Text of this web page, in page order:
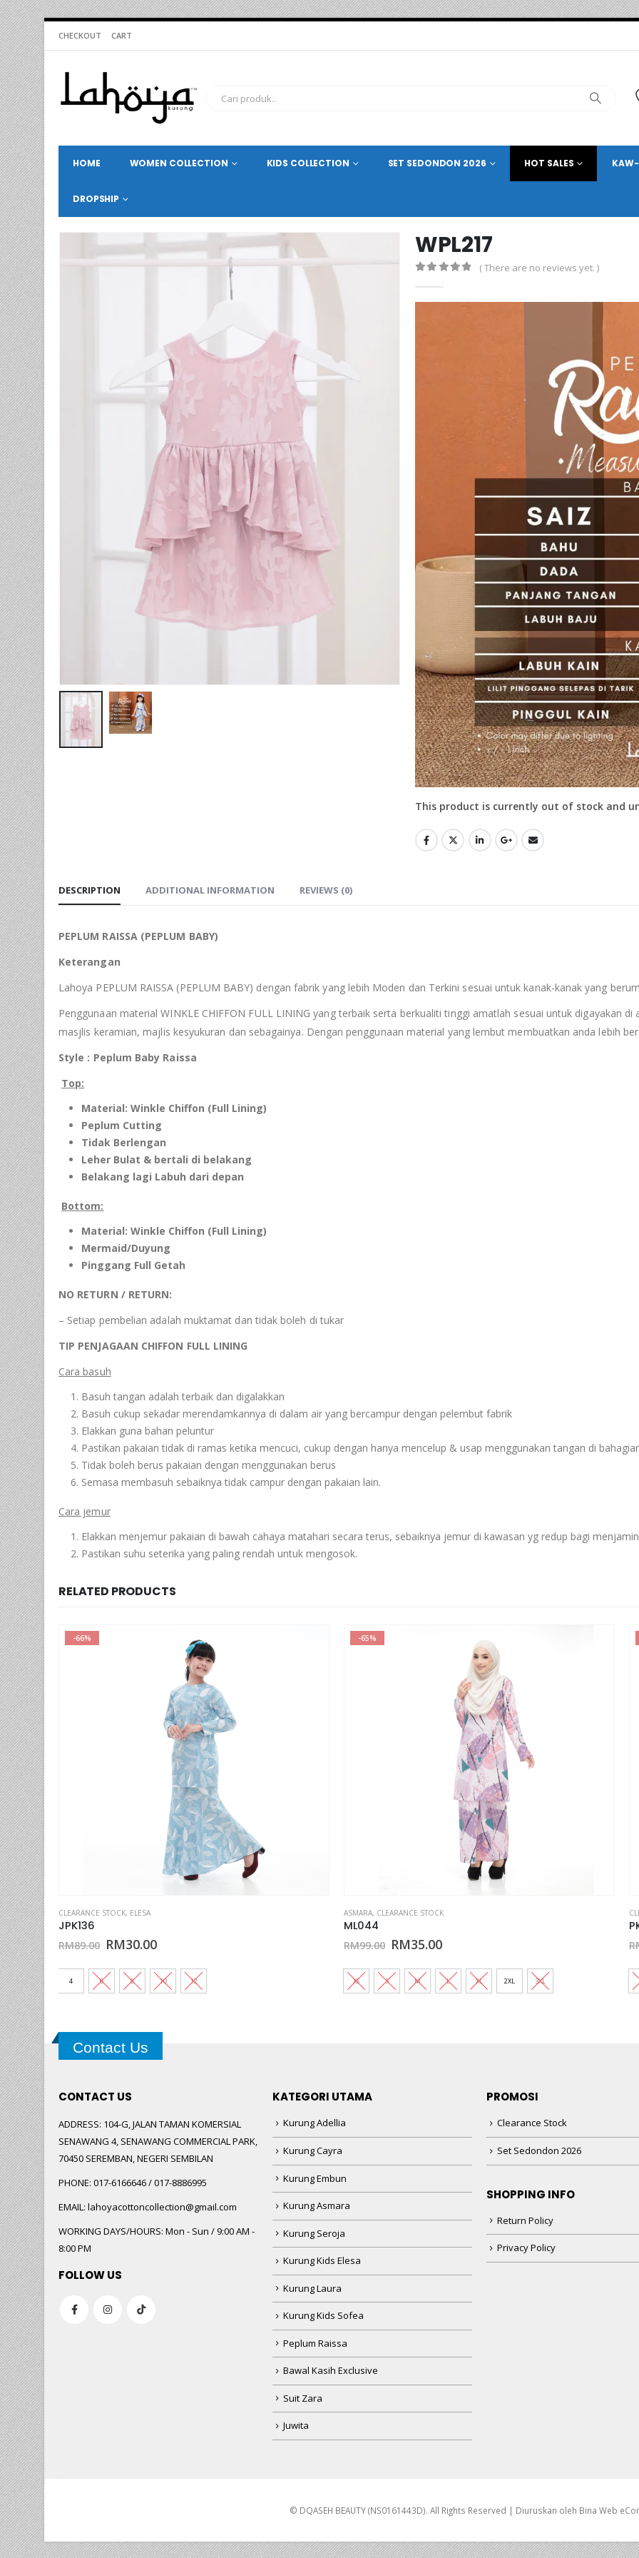
CHECKOUT CART
HOME WOMEN COLLECTION KIDS COLLECTION SET SEDONDON 2026 HOT SALES KAW-
DROPSHIP
WPL217
( There are no reviews yet. )
This product is currently out of stock and
DESCRIPTION ADDITIONAL INFORMATION REVIEWS (0)
PEPLUM RAISSA (PEPLUM BABY)
Keterangan
Lahoya PEPLUM RAISSA (PEPLUM BABY) dengan fabrik yang lebih Moden dan Terkini sesuai untuk kanak-kanak yang
Penggunaan material WINKLE CHIFFON FULL LINING yang terbaik serta berkualiti tinggi amatlah sesuai untuk digayakan
masjlis keramian, majlis kesyukuran dan sebagainya. Dengan penggunaan material yang lembut membuatkan anda lebih
Style : Peplum Baby Raissa
Top:
Material: Winkle Chiffon (Full Lining)
Peplum Cutting
Tidak Berlengan
Leher Bulat & bertali di belakang
Belakang lagi Labuh dari depan
Bottom:
Material: Winkle Chiffon (Full Lining)
Mermaid/Duyung
Pinggang Full Getah
NO RETURN / RETURN:
– Setiap pembelian adalah muktamat dan tidak boleh di tukar
TIP PENJAGAAN CHIFFON FULL LINING
Cara basuh
Basuh tangan adalah terbaik dan digalakkan
Basuh cukup sekadar merendamkannya di dalam air yang bercampur dengan pelembut fabrik
Elakkan guna bahan peluntur
Pastikan pakaian tidak di ramas ketika mencuci, cukup dengan hanya mencelup & usap menggunakan tangan di
Tidak boleh berus pakaian dengan menggunakan berus
Semasa membasuh sebaiknya tidak campur dengan pakaian lain.
Cara jemur
Elakkan menjemur pakaian di bawah cahaya matahari secara terus, sebaiknya jemur di kawasan yg redup bagi
Pastikan suhu seterika yang paling rendah untuk mengosok.
RELATED PRODUCTS
-66%
CLEARANCE STOCK, ELESA
JPK136
RM89.00 Original
was:
RM89.00.
RM30.00Current
is:
RM30.00.
4 6 8 10 12
-65%
ASMARA, CLEARANCE STOCK
ML044
RM99.00 Original
was:
RM99.00.
RM35.00Current
is:
RM35.00.
XS S M L XL 2XL 3XL
This
Contact Us
CONTACT US
ADDRESS: 104-G, JALAN TAMAN KOMERSIAL
SENAWANG 4, SENAWANG COMMERCIAL PARK,
70450 SEREMBAN, NEGERI SEMBILAN
PHONE: 017-6166646 / 017-8886995
EMAIL: lahoyacottoncollection@gmail.com
WORKING DAYS/HOURS: Mon - Sun / 9:00 AM -
8:00 PM
FOLLOW US
KATEGORI UTAMA
Kurung Adellia
Kurung Cayra
Kurung Embun
Kurung Asmara
Kurung Seroja
Kurung Kids Elesa
Kurung Laura
Kurung Kids Sofea
Peplum Raissa
Bawal Kasih Exclusive
Suit Zara
Juwita
PROMOSI
Clearance Stock
Set Sedondon 2026
SHOPPING INFO
Return Policy
Privacy Policy
© DQASEH BEAUTY (NS0161443D). All Rights Reserved | Diuruskan oleh Bina Web